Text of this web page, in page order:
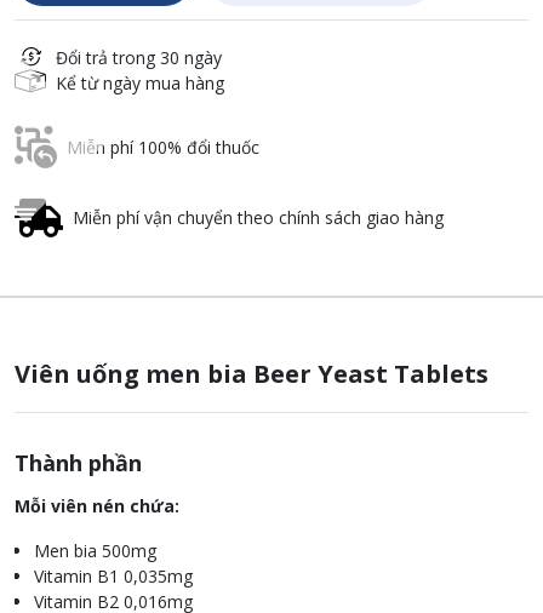
Đổi trả trong 30 ngày
Kể từ ngày mua hàng
Miễn phí 100% đổi thuốc
Miễn phí vận chuyển theo chính sách giao hàng
Viên uống men bia Beer Yeast Tablets
Thành phần
Mỗi viên nén chứa:
Men bia 500mg
Vitamin B1 0,035mg
Vitamin B2 0,016mg